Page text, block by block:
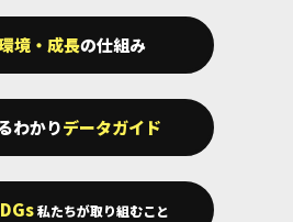
境・成長の仕組み
わかりデータガイド
私たちが取り組むこと